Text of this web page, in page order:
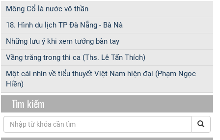
Mông Cổ là nước vô thần
18. Hình du lịch TP Đà Nẵng - Bà Nà
Những lưu ý khi xem tướng bàn tay
Vầng trăng trong thi ca (Ths. Lê Tấn Thích)
Một cái nhìn về tiểu thuyết Việt Nam hiện đại (Phạm Ngọc
Hiền)
Tìm kiếm